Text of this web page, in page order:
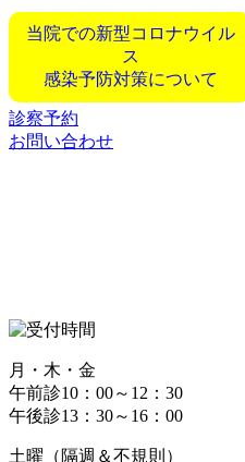
当院での新型コロナウイル
ス
感染予防対策について
診察予約
お問い合わせ
月・木・金
午前診10：00～12：30
午後診13：30～16：00
土曜（隔週＆不規則）